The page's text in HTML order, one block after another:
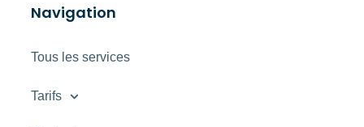
Navigation
Tous les services
Tarifs